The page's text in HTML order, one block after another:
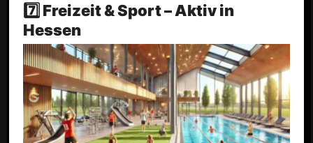
7️⃣ Freizeit & Sport – Aktiv in
Hessen